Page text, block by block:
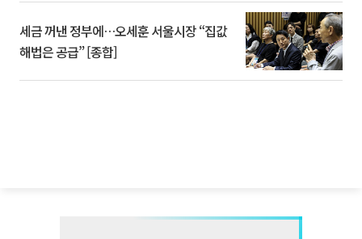
세금 꺼낸 정부에…오세훈 서울시장 “집값
해법은 공급” [종합]